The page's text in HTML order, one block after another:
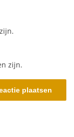
zijn.